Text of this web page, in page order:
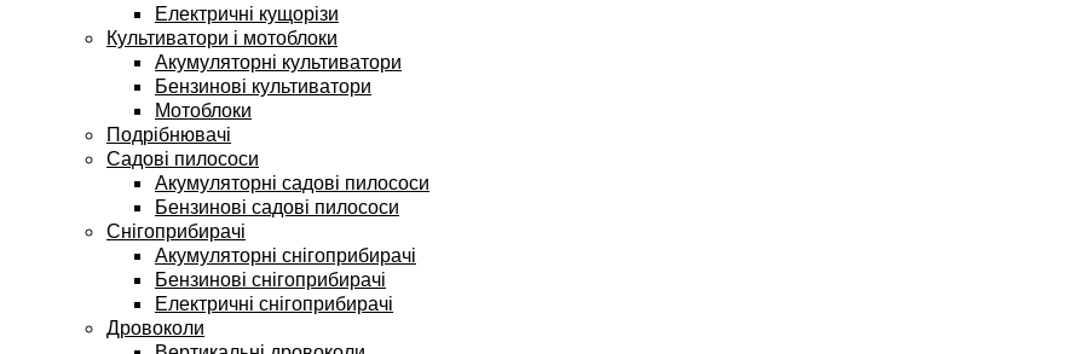
Електричні кущорізи
Культиватори і мотоблоки
Акумуляторні культиватори
Бензинові культиватори
Мотоблоки
Подрібнювачі
Садові пилососи
Акумуляторні садові пилососи
Бензинові садові пилососи
Снігоприбирачі
Акумуляторні снігоприбирачі
Бензинові снігоприбирачі
Електричні снігоприбирачі
Дровоколи